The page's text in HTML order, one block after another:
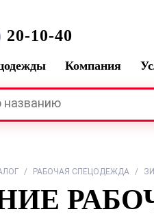
20-10-40
Компания
/ РАБОЧАЯ СПЕЦОДЕЖДА /